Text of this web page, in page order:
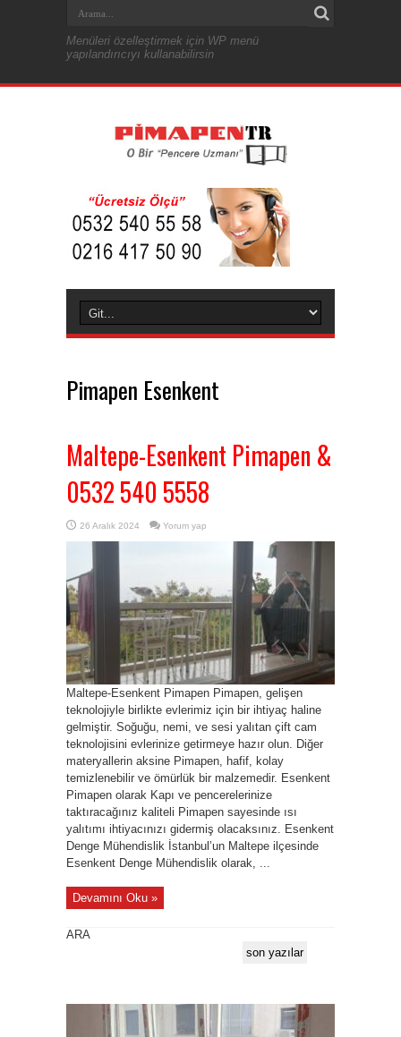
Menüleri özelleştirmek için WP menü
yapılandırıcıyı kullanabilirsin
Pimapen Esenkent
Maltepe-Esenkent Pimapen &
0532 540 5558
26 Aralık 2024 Yorum yap
Maltepe-Esenkent Pimapen Pimapen, gelişen
teknolojiyle birlikte evlerimiz için bir ihtiyaç haline
gelmiştir. Soğuğu, nemi, ve sesi yalıtan çift cam
teknolojisini evlerinize getirmeye hazır olun. Diğer
materyallerin aksine Pimapen, hafif, kolay
temizlenebilir ve ömürlük bir malzemedir. Esenkent
Pimapen olarak Kapı ve pencerelerinize
taktıracağınız kaliteli Pimapen sayesinde ısı
yalıtımı ihtiyacınızı gidermiş olacaksınız. Esenkent
Denge Mühendislik İstanbul’un Maltepe ilçesinde
Esenkent Denge Mühendislik olarak, ...
Devamını Oku »
ARA
son yazılar